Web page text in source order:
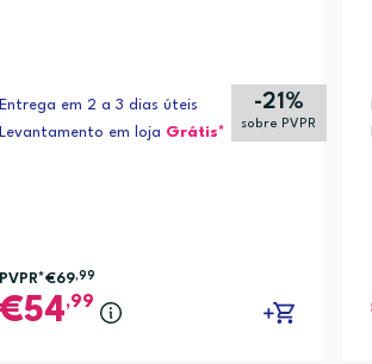
Entrega em 2 a 3 dias úteis
Levantamento em loja Grátis*
-21%
sobre PVPR
PVPR*€69,99
54,99